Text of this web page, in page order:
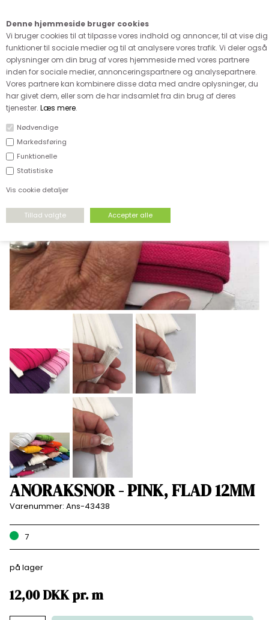
Denne hjemmeside bruger cookies
Vi bruger cookies til at tilpasse vores indhold og annoncer, til at vise dig
funktioner til sociale medier og til at analysere vores trafik. Vi deler også
oplysninger om din brug af vores hjemmeside med vores partnere
inden for sociale medier, annonceringspartnere og analysepartnere.
Vores partnere kan kombinere disse data med andre oplysninger, du
har givet dem, eller som de har indsamlet fra din brug af deres
tjenester. Læs mere.
Nødvendige
Markedsføring
Funktionelle
Statistiske
Vis cookie detaljer
FORSIDE›TILBEHØR›
ANORAKSNOR - PINK, FLAD 12MM
Varenummer: Ans-43438
7
på lager
12,00DKKpr.m